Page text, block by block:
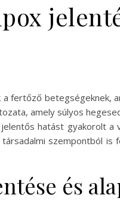
a fertőző betegségeknek,
amely súlyos
hatást gyakorolt a
társadalmi szempontból
és